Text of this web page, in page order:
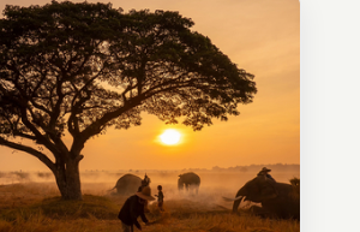
grandioso, pero sí algo